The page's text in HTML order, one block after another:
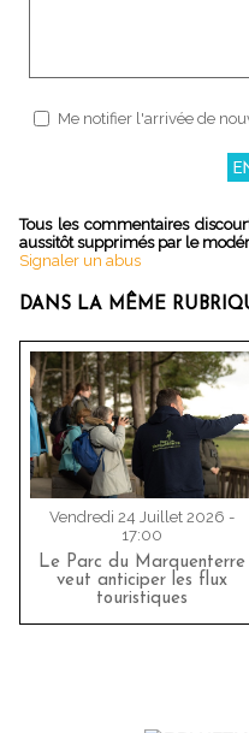
Me notifier l'arrivée de
Tous les commentaires
aussitôt supprimés par le
Signaler un abus
DANS LA MÊME
Vendredi 24 Juillet 2026 -
17:00
Le Parc du Marquenterre
veut anticiper les flux
touristiques